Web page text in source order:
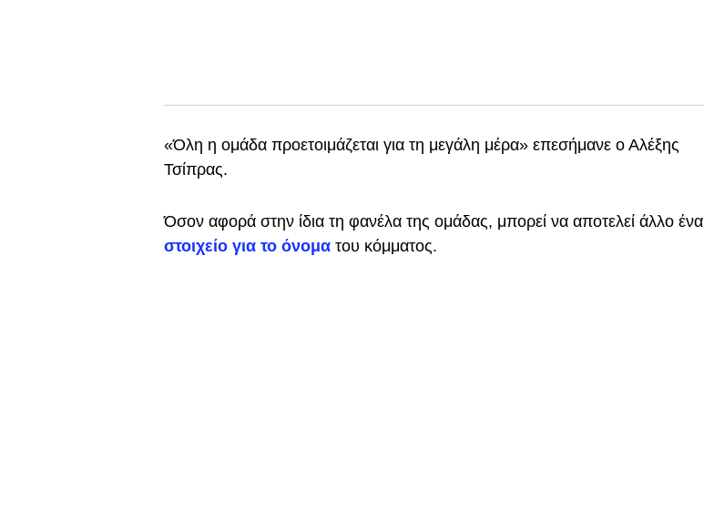
«Όλη η ομάδα προετοιμάζεται για τη μεγάλη μέρα» επεσήμανε ο Αλέξης
Τσίπρας.
Όσον αφορά στην ίδια τη φανέλα της ομάδας, μπορεί να αποτελεί άλλο ένα
στοιχείο για το όνοματου κόμματος.